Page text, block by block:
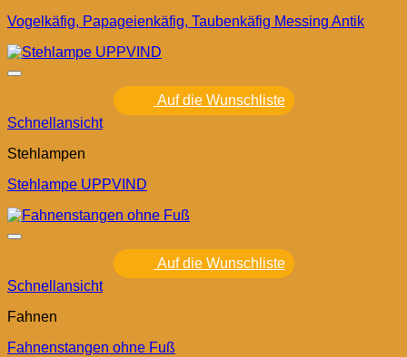
Vogelkäfig, Papageienkäfig, Taubenkäfig Messing Antik
Auf die Wunschliste
Schnellansicht
Stehlampen
Stehlampe UPPVIND
Auf die Wunschliste
Schnellansicht
Fahnen
Fahnenstangen ohne Fuß